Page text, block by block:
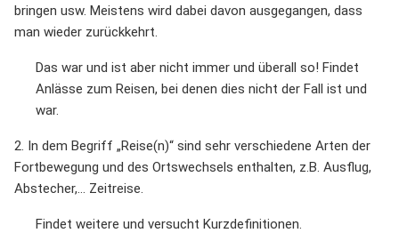
bringen usw. Meistens wird dabei davon ausgegangen, dass
man wieder zurückkehrt.
Das war und ist aber nicht immer und überall so! Findet
Anlässe zum Reisen, bei denen dies nicht der Fall ist und
war.
2. In dem Begriff „Reise(n)“ sind sehr verschiedene Arten der
Fortbewegung und des Ortswechsels enthalten, z.B. Ausflug,
Abstecher,... Zeitreise.
Findet weitere und versucht Kurzdefinitionen.